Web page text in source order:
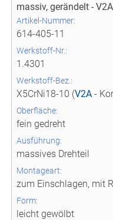
massiv, gerändelt - V2A
Artikel-Nummer:
614-405-11
Werkstoff-Nr.:
1.4301
Werkstoff-Bez.:
X5CrNi18-10 (V2A -
Oberfläche:
fein gedreht
Ausführung:
massives Drehteil
Montageart:
zum Einschlagen, mit
Form:
leicht gewölbt